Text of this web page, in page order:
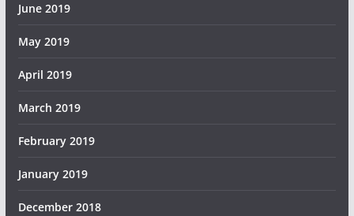
June 2019
May 2019
April 2019
March 2019
February 2019
January 2019
December 2018